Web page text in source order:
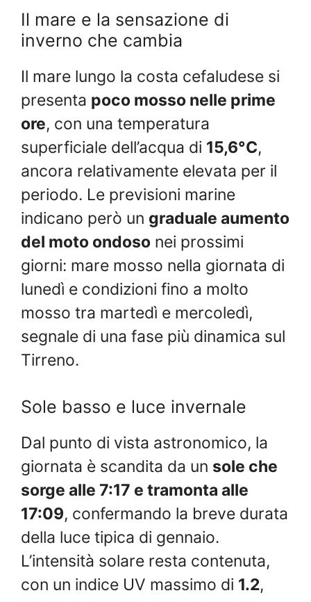
Il mare e la sensazione di
inverno che cambia
Il mare lungo la costa cefaludese si
presenta poco mosso nelle prime
ore, con una temperatura
superficiale dell’acqua di 15,6°C,
ancora relativamente elevata per il
periodo. Le previsioni marine
indicano però un graduale aumento
del moto ondoso nei prossimi
giorni: mare mosso nella giornata di
lunedì e condizioni fino a molto
mosso tra martedì e mercoledì,
segnale di una fase più dinamica sul
Tirreno.
Sole basso e luce invernale
Dal punto di vista astronomico, la
giornata è scandita da un sole che
sorge alle 7:17 e tramonta alle
17:09, confermando la breve durata
della luce tipica di gennaio.
L’intensità solare resta contenuta,
con un indice UV massimo di 1.2,